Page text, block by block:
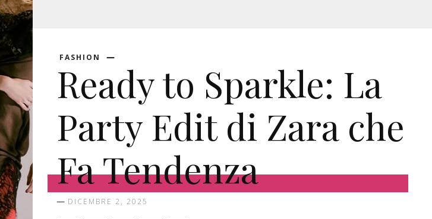
FASHION
Ready to Sparkle: La
Party Edit di Zara che
Fa Tendenza
DICEMBRE 2, 2025